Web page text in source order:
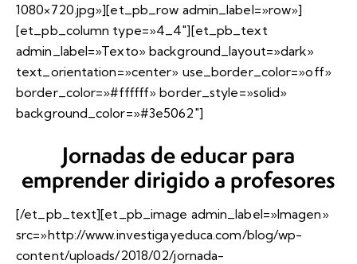
1080×720.jpg»][et_pb_row admin_label=»row»]
[et_pb_column type=»4_4″][et_pb_text
admin_label=»Texto» background_layout=»dark»
text_orientation=»center» use_border_color=»off»
border_color=»#ffffff» border_style=»solid»
background_color=»#3e5062″]
Jornadas de educar para
emprender dirigido a profesores
[/et_pb_text][et_pb_image admin_label=»Imagen»
src=»http://www.investigayeduca.com/blog/wp-
content/uploads/2018/02/jornada-